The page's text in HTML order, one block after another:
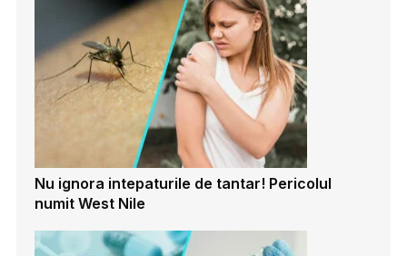
Nu ignora intepaturile de tantar! Pericolul
numit West Nile